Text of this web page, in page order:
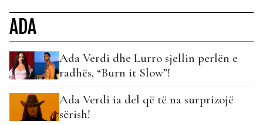
ADA
Ada Verdi dhe Lurro sjellin perlën e
radhës, “Burn it Slow”!
Ada Verdi ia del që të na surprizojë
sërish!